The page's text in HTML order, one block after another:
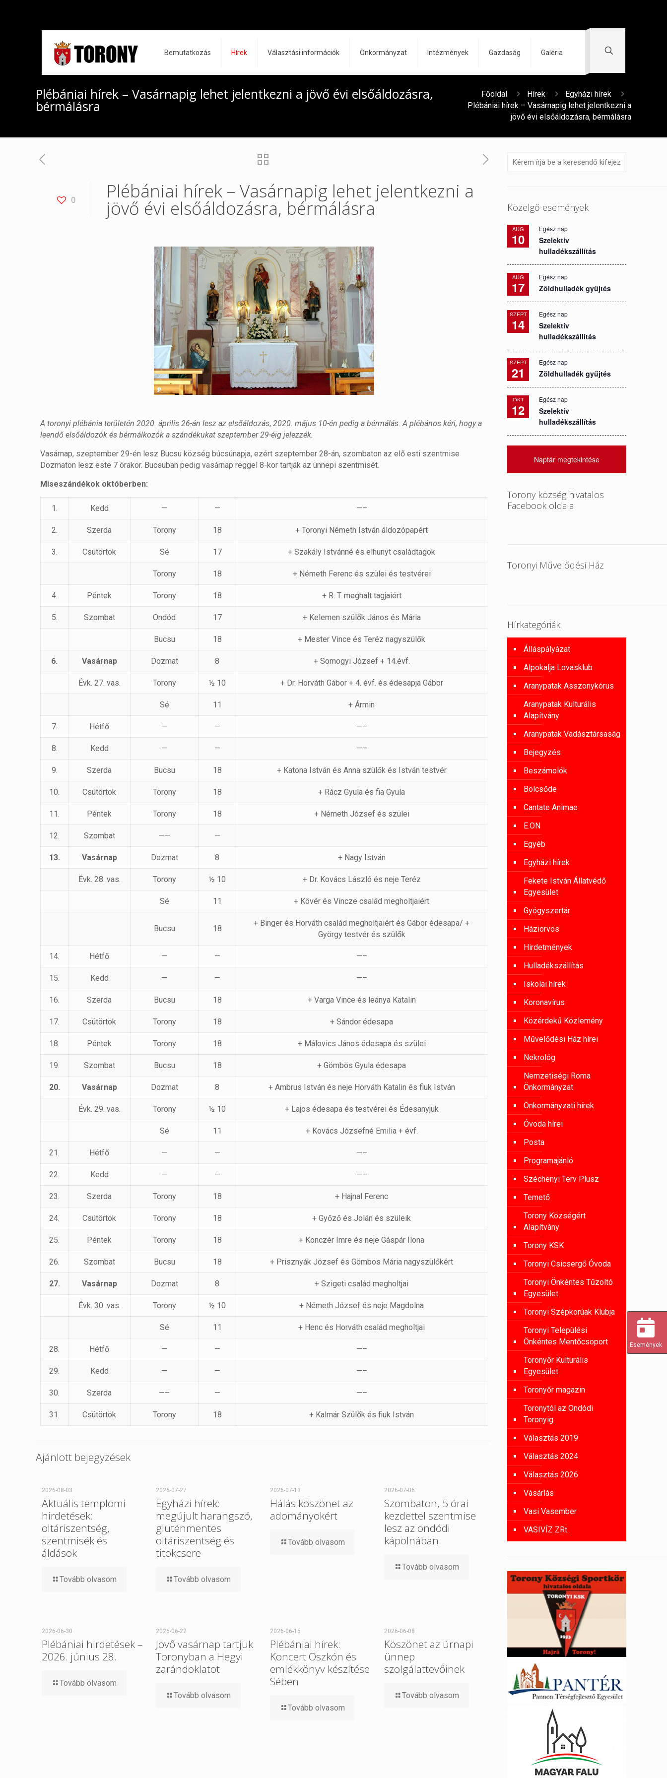
Bemutatkozás Hírek Választási információk Önkormányzat Intézmények Gazdaság Galéria
Plébániai hírek – Vasárnapig lehet jelentkezni a jövő évi elsőáldozásra,
bérmálásra
Főoldal Hírek
Egyházi hírek
Plébániai hírek – Vasárnapig lehet jelentkezni a
jövő évi elsőáldozásra, bérmálásra
0 Plébániai hírek – Vasárnapig lehet jelentkezni a
jövő évi elsőáldozásra, bérmálásra
A toronyi plébánia területén 2020. április 26-án lesz az elsőáldozás,2020. május 10-én pedig a bérmálás. A plébános kéri, hogy a
leendő elsőáldozók és bérmálkozók a szándékukat szeptember 29-éig jelezzék.
Vasárnap, szeptember 29-én lesz Bucsu község búcsúnapja, ezért szeptember 28-án, szombaton az elő esti szentmise
Dozmaton lesz este 7 órakor. Bucsuban pedig vasárnap reggel 8-kor tartják az ünnepi szentmisét.
Miseszándékok októberben:
1. Kedd — — —–
2. Szerda Torony 18 + Toronyi Németh István áldozópapért
3. Csütörtök Sé 17 + Szakály Istvánné és elhunyt családtagok
Torony 18 + Németh Ferenc és szülei és testvérei
4. Péntek Torony 18 + R. T. meghalt tagjaiért
5. Szombat Ondód 17 + Kelemen szülők János és Mária
Bucsu 18 + Mester Vince és Teréz nagyszülők
6. Vasárnap Dozmat 8 + Somogyi József + 14.évf.
Évk. 27. vas. Torony ½ 10 + Dr. Horváth Gábor + 4. évf. és édesapja Gábor
Sé 11 + Ármin
7. Hétfő — — —–
8. Kedd — — —–
9. Szerda Bucsu 18 + Katona István és Anna szülők és István testvér
10. Csütörtök Torony 18 + Rácz Gyula és fia Gyula
11. Péntek Torony 18 + Németh József és szülei
12. Szombat —— —
13. Vasárnap Dozmat 8 + Nagy István
Évk. 28. vas. Torony ½ 10 + Dr. Kovács László és neje Teréz
Sé 11 + Kövér és Vincze család megholtjaiért
Bucsu 18
+ Binger és Horváth család megholtjaiért és Gábor édesapa/ +
György testvér és szülők
14. Hétfő — — —–
15. Kedd — — —–
16. Szerda Bucsu 18 + Varga Vince és leánya Katalin
17. Csütörtök Torony 18 + Sándor édesapa
18. Péntek Torony 18 + Málovics János édesapa és szülei
19. Szombat Bucsu 18 + Gömbös Gyula édesapa
20. Vasárnap Dozmat 8 + Ambrus István és neje Horváth Katalin és fiuk István
Évk. 29. vas. Torony ½ 10 + Lajos édesapa és testvérei és Édesanyjuk
Sé 11 + Kovács Józsefné Emilia + évf.
21. Hétfő — — —–
22. Kedd — — —–
23. Szerda Torony 18 + Hajnal Ferenc
24. Csütörtök Torony 18 + Győző és Jolán és szüleik
25. Péntek Torony 18 + Konczér Imre és neje Gáspár Ilona
26. Szombat Bucsu 18 + Prisznyák József és Gömbös Mária nagyszülőkért
27. Vasárnap Dozmat 8 + Szigeti család megholtjai
Évk. 30. vas. Torony ½ 10 + Németh József és neje Magdolna
Sé 11 + Henc és Horváth család megholtjai
28. Hétfő — — —–
29. Kedd — — —–
30. Szerda —– — —–
31. Csütörtök Torony 18 + Kalmár Szülők és fiuk István
Ajánlott bejegyzések
2026-08-03
Aktuális templomi
hirdetések:
oltáriszentség,
szentmisék és
áldások
Tovább olvasom
2026-07-27
Egyházi hírek:
megújult harangszó,
gluténmentes
oltáriszentség és
titokcsere
Tovább olvasom
2026-07-13
Hálás köszönet az
adományokért
Tovább olvasom
2026-07-06
Szombaton, 5 órai
kezdettel szentmise
lesz az ondódi
kápolnában.
Tovább olvasom
2026-06-30
Plébániai hirdetések –
2026. június 28.
Tovább olvasom
2026-06-22
Jövő vasárnap tartjuk
Toronyban a Hegyi
zarándoklatot
Tovább olvasom
2026-06-15
Plébániai hírek:
Koncert Oszkón és
emlékkönyv készítése
Sében
Tovább olvasom
2026-06-08
Köszönet az úrnapi
ünnep
szolgálattevőinek
Tovább olvasom
Közelgő események
AUG
10
Egész nap
Szelektív
hulladékszállítás
AUG
17
Egész nap
Zöldhulladék gyűjtés
SZEPT
14
Egész nap
Szelektív
hulladékszállítás
SZEPT
21
Egész nap
Zöldhulladék gyűjtés
OKT
12
Egész nap
Szelektív
hulladékszállítás
Naptár megtekintése
Torony község hivatalos
Facebook oldala
Toronyi Művelődési Ház
Hírkategóriák
Álláspályázat
Alpokalja Lovasklub
Aranypatak Asszonykórus
Aranypatak Kulturális
Alapítvány
Aranypatak Vadásztársaság
Bejegyzés
Beszámolók
Bölcsőde
Cantate Animae
E.ON
Egyéb
Egyházi hírek
Fekete István Állatvédő
Egyesület
Gyógyszertár
Háziorvos
Hirdetmények
Hulladékszállítás
Iskolai hírek
Koronavírus
Közérdekű Közlemény
Művelődési Ház hírei
Nekrológ
Nemzetiségi Roma
Önkormányzat
Önkormányzati hírek
Óvoda hírei
Posta
Programajánló
Széchenyi Terv Plusz
Temető
Torony Községért
Alapítvány
Torony KSK
Toronyi Csicsergő Óvoda
Toronyi Önkéntes Tűzoltó
Egyesület
Toronyi Szépkorúak Klubja
Toronyi Települési
Önkéntes Mentőcsoport
Toronyőr Kulturális
Egyesület
Toronyőr magazin
Toronytól az Ondódi
Toronyig
Választás 2019
Választás 2024
Választás 2026
Vásárlás
Vasi Vasember
VASIVÍZ ZRt.
Események